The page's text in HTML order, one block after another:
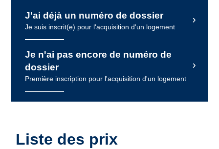
J'ai déjà un numéro de dossier
Je suis inscrit(e) pour l'acquisition d'un logement
Je n'ai pas encore de numéro de
dossier
Première inscription pour l'acquisition d'un logement
Liste des prix